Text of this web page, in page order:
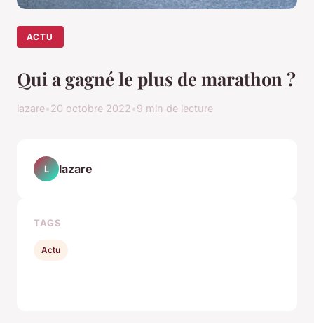
ACTU
Qui a gagné le plus de marathon ?
lazare•20 octobre 2022•9 min de lecture
L lazare
TAGS
Actu